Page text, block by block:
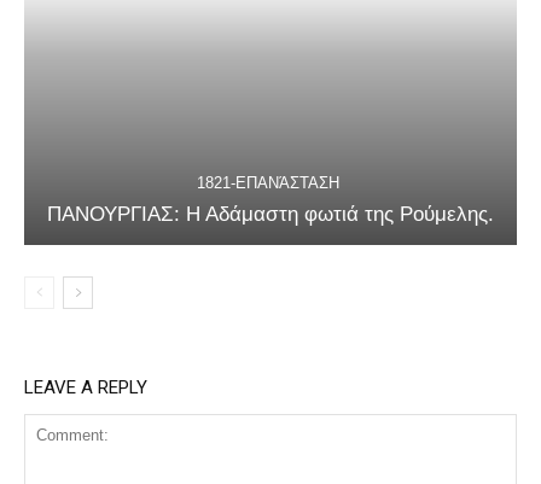
1821-ΕΠΑΝΆΣΤΑΣΗ
ΠΑΝΟΥΡΓΙΑΣ: Η Αδάμαστη φωτιά της Ρούμελης.
LEAVE A REPLY